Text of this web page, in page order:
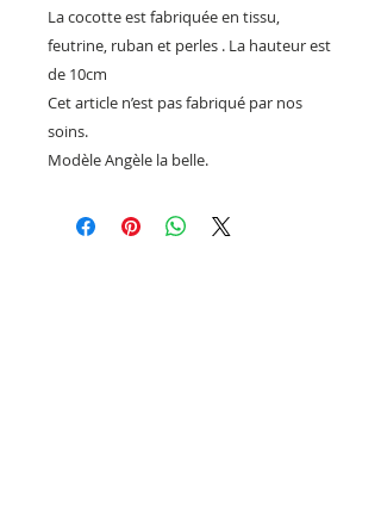
La cocotte est fabriquée en tissu,
feutrine, ruban et perles . La hauteur est
de 10cm
Cet article n’est pas fabriqué par nos
soins.
Modèle Angèle la belle.